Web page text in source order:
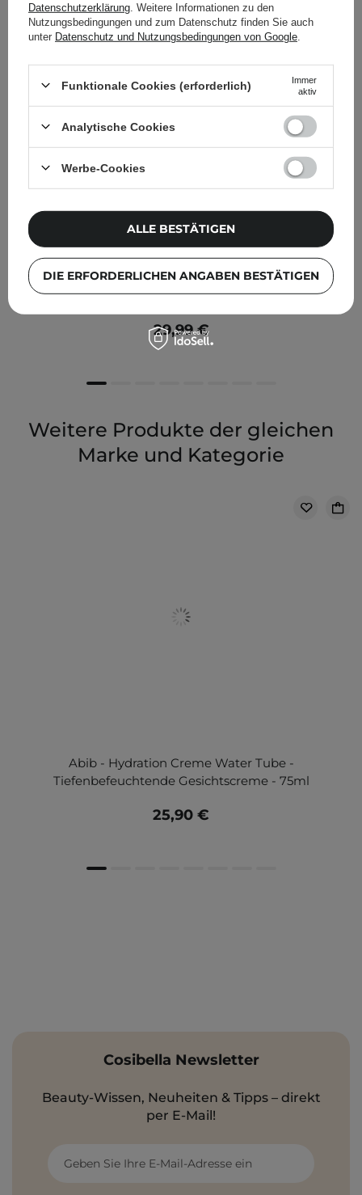
Dr.Melaxin - TX-Ampoule - Konzentriertes aufhellendes
Serum mit Tranexamsäure - 30 ml
29,99 €
Weitere Produkte der gleichen
Marke und Kategorie
Abib - Hydration Creme Water Tube -
Tiefenbefeuchtende Gesichtscreme - 75ml
25,90 €
Cosibella Newsletter
Beauty-Wissen, Neuheiten & Tipps – direkt
per E-Mail!
Geben Sie Ihre E-Mail-Adresse ein
Datenschutzerklärung . Weitere Informationen zu den
Nutzungsbedingungen und zum Datenschutz finden Sie auch
unter Datenschutz und Nutzungsbedingungen von Google
Funktionale Cookies (erforderlich)
Immer
aktiv
Analytische Cookies
Werbe-Cookies
DIE ERFORDERLICHEN ANGABEN BESTÄTIGEN
ALLE BESTÄTIGEN